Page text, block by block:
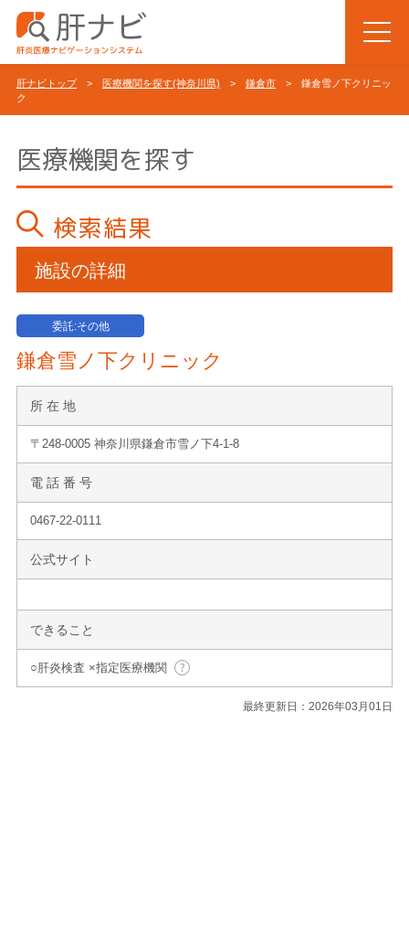
肝ナビトップ> 医療機関を探す(神奈川県) > 鎌倉市 > 鎌倉雪ノ下クリニッ
ク
医療機関を探す
検索結果
施設の詳細
委託:その他
鎌倉雪ノ下クリニック
所 在 地
〒248-0005 神奈川県鎌倉市雪ノ下4-1-8
電 話 番 号
0467-22-0111
公式サイト
できること
○肝炎検査 ×指定医療機関
最終更新日：2026年03月01日